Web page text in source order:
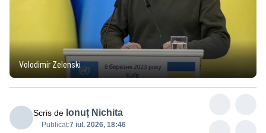
Volodimir Zelenski
Scris de Ionuț Nichita
Publicat:7 iul. 2026, 18:46